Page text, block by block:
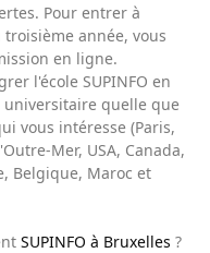
Pour entrer à
troisième année, vous
en ligne.
l'école SUPINFO en
quelle que
vous intéresse (Paris,
Mer, USA, Canada,
Belgique, Maroc et
SUPINFO à Bruxelles ?